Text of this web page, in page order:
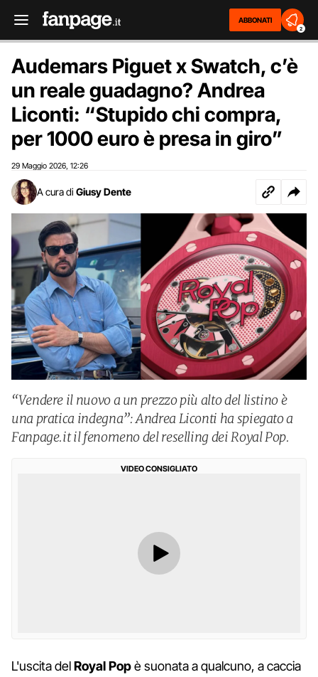
ABBONATI
2
Audemars Piguet x Swatch, c’è
un reale guadagno? Andrea
Liconti: “Stupido chi compra,
per 1000 euro è presa in giro”
29 Maggio 2026 12:26
A cura di Giusy Dente
“Vendere il nuovo a un prezzo più alto del listino è
una pratica indegna”: Andrea Liconti ha spiegato a
Fanpage.it il fenomeno del reselling dei Royal Pop.
VIDEO CONSIGLIATO
L'uscita delRoyal Popè suonata a qualcuno, a caccia